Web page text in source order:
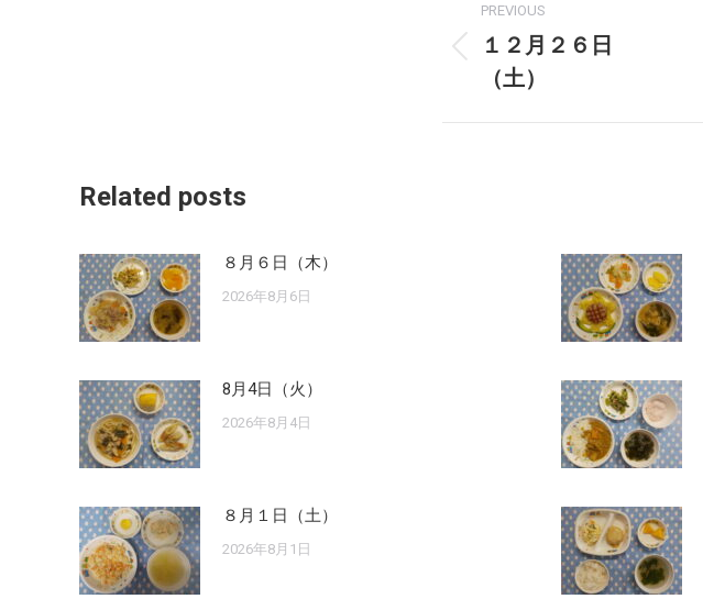
PREVIOUS
Previous
post:
１２月２６日
（土）
Related posts
８月６日（木）
2026年8月6日
8月4日（火）
2026年8月4日
８月１日（土）
2026年8月1日